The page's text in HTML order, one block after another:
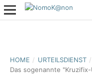
HOME / URTEILSDIENST /
Das sogenannte